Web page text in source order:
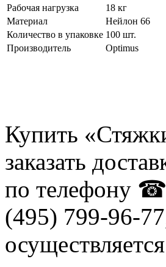
Рабочая нагрузка
18 кг
Материал
Нейлон 66
Количество в упаковке 100 шт.
Производитель
Optimus
Купить
заказать
по телефону
(495) 799-96-